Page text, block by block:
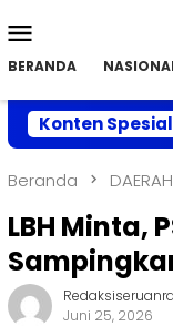
ke
Mobile
BERANDA
Konten Spesial
di Parimo,
Beranda DAERAH
LBH Minta,
Juni 25, 2026